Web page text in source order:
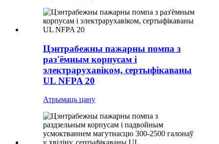
Цэнтрабежны пажарны помпа з
раз'ёмным корпусам і
электрарухавіком, сертыфікаваны
UL NFPA 20
Атрымаць цану